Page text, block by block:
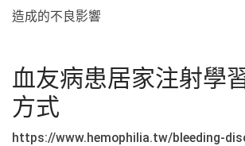
造成的不良影響
血友病患居家注射學
方式
https://www.hemophilia.tw/bleeding-